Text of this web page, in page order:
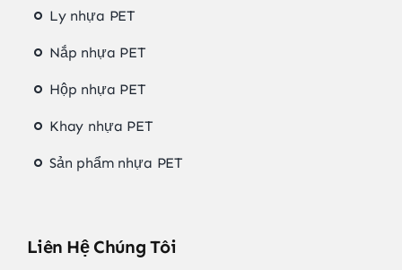
Ly nhựa PET
Nắp nhựa PET
Hộp nhựa PET
Khay nhựa PET
Sản phẩm nhựa PET
Liên Hệ Chúng Tôi